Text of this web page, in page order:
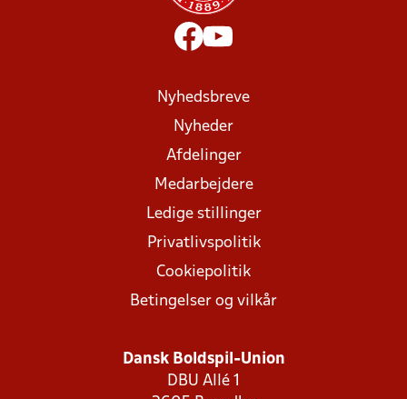
Nyhedsbreve
Nyheder
Afdelinger
Medarbejdere
Ledige stillinger
Privatlivspolitik
Cookiepolitik
Betingelser og vilkår
Dansk Boldspil-Union
DBU Allé 1